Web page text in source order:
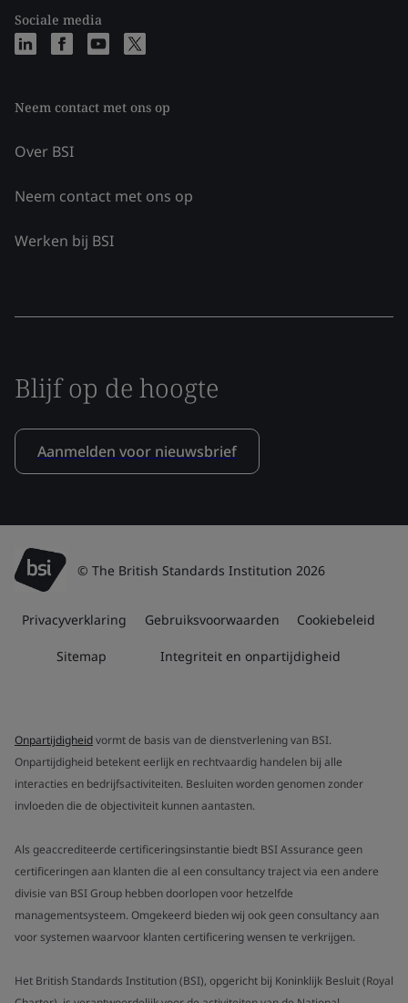
Sociale media
Neem contact met ons op
Over BSI
Neem contact met ons op
Werken bij BSI
Blijf op de hoogte
Aanmelden voor nieuwsbrief
© The British Standards Institution 2026
Privacyverklaring Gebruiksvoorwaarden Cookiebeleid
Sitemap Integriteit en onpartijdigheid
Onpartijdigheidvormt de basis van de dienstverlening van BSI.
Onpartijdigheid betekent eerlijk en rechtvaardig handelen bij alle
interacties en bedrijfsactiviteiten. Besluiten worden genomen zonder
invloeden die de objectiviteit kunnen aantasten.
Als geaccrediteerde certificeringsinstantie biedt BSI Assurance geen
certificeringen aan klanten die al een consultancy traject via een andere
divisie van BSI Group hebben doorlopen voor hetzelfde
managementsysteem. Omgekeerd bieden wij ook geen consultancy aan
voor systemen waarvoor klanten certificering wensen te verkrijgen.
Het British Standards Institution (BSI), opgericht bij Koninklijk Besluit (Royal